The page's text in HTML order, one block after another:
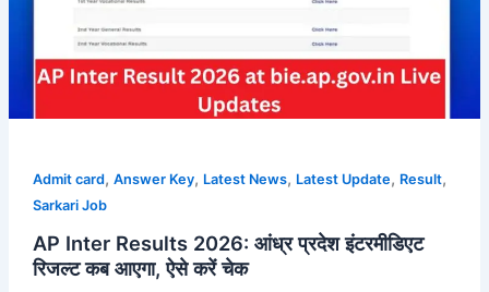
Admit card, Answer Key, Latest News, Latest Update, Result,
Sarkari Job
AP Inter Results 2026: आंध्र प्रदेश इंटरमीडिएट
रिजल्ट कब आएगा, ऐसे करें चेक